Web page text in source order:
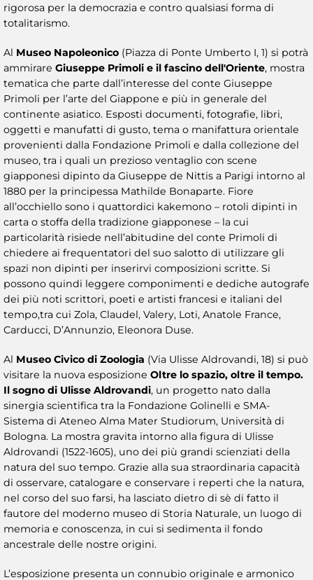
rigorosa per la democrazia e contro qualsiasi forma di
totalitarismo.
Al Museo Napoleonico (Piazza di Ponte Umberto I, 1) si potrà
ammirare Giuseppe Primoli e il fascino dell'Oriente, mostra
tematica che parte dall’interesse del conte Giuseppe
Primoli per l’arte del Giappone e più in generale del
continente asiatico. Esposti documenti, fotografie, libri,
oggetti e manufatti di gusto, tema o manifattura orientale
provenienti dalla Fondazione Primoli e dalla collezione del
museo, tra i quali un prezioso ventaglio con scene
giapponesi dipinto da Giuseppe de Nittis a Parigi intorno al
1880 per la principessa Mathilde Bonaparte. Fiore
all’occhiello sono i quattordici kakemono – rotoli dipinti in
carta o stoffa della tradizione giapponese – la cui
particolarità risiede nell’abitudine del conte Primoli di
chiedere ai frequentatori del suo salotto di utilizzare gli
spazi non dipinti per inserirvi composizioni scritte. Si
possono quindi leggere componimenti e dediche autografe
dei più noti scrittori, poeti e artisti francesi e italiani del
tempo,tra cui Zola, Claudel, Valery, Loti, Anatole France,
Carducci, D’Annunzio, Eleonora Duse.
Al Museo Civico di Zoologia (Via Ulisse Aldrovandi, 18) si può
visitare la nuova esposizione Oltre lo spazio, oltre il tempo.
Il sogno di Ulisse Aldrovandi, un progetto nato dalla
sinergia scientifica tra la Fondazione Golinelli e SMA-
Sistema di Ateneo Alma Mater Studiorum, Università di
Bologna. La mostra gravita intorno alla figura di Ulisse
Aldrovandi (1522-1605), uno dei più grandi scienziati della
natura del suo tempo. Grazie alla sua straordinaria capacità
di osservare, catalogare e conservare i reperti che la natura,
nel corso del suo farsi, ha lasciato dietro di sè di fatto il
fautore del moderno museo di Storia Naturale, un luogo di
memoria e conoscenza, in cui si sedimenta il fondo
ancestrale delle nostre origini.
L’esposizione presenta un connubio originale e armonico